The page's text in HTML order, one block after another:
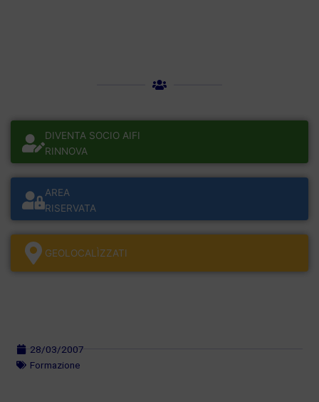
DIVENTA SOCIO AIFI
RINNOVA
AREA
RISERVATA
GEOLOCALÌZZATI
28/03/2007
Formazione